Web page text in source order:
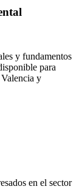
y fundamentos
para
y
en el sector